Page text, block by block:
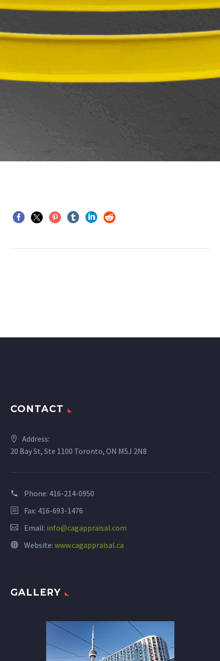
CONTACT
Address:
20 Bay St, Ste 1100 Toronto, ON M5J 2N8
Phone: 416-214-0950
Fax: 416-693-1476
Email: info@cagappraisal.com
Website: www.cagappraisal.ca
GALLERY